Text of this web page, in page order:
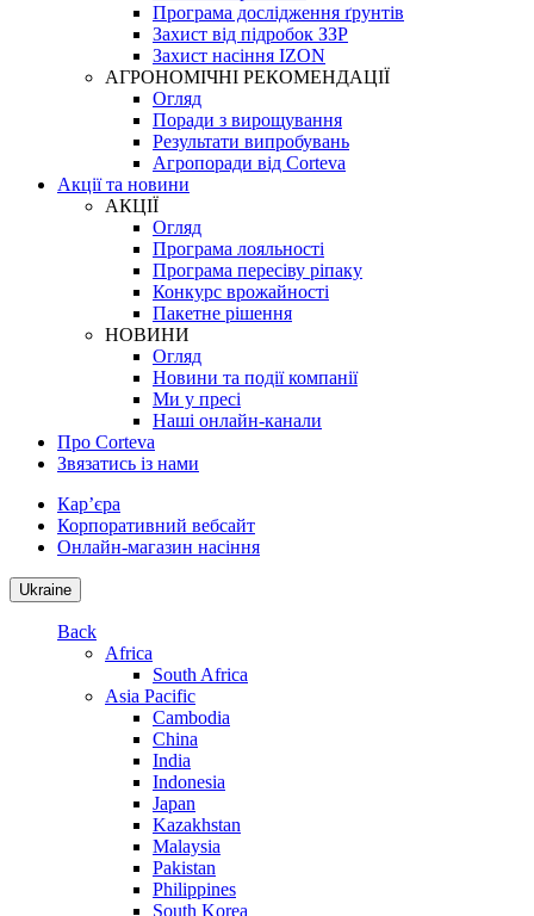
Програма дослідження ґрунтів
Захист від підробок ЗЗР
Захист насіння IZON
АГРОНОМІЧНІ РЕКОМЕНДАЦІЇ
Огляд
Поради з вирощування
Результати випробувань
Агропоради від Corteva
Акції та новини
АКЦІЇ
Огляд
Програма лояльності
Програма пересіву ріпаку
Конкурс врожайності
Пакетне рішення
НОВИНИ
Огляд
Новини та події компанії
Ми у пресі
Наші онлайн-канали
Про Corteva
Звязатись із нами
Кар’єра
Корпоративний вебсайт
Онлайн-магазин насіння
Ukraine
Back
Africa
South Africa
Asia Pacific
Cambodia
China
India
Indonesia
Japan
Kazakhstan
Malaysia
Pakistan
Philippines
South Korea